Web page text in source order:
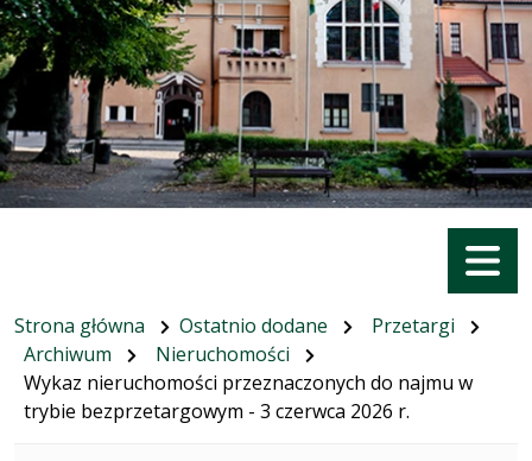
Menu
Strona główna Ostatnio dodane
Przetargi
Archiwum
Nieruchomości
Wykaz nieruchomości przeznaczonych do najmu w
trybie bezprzetargowym - 3 czerwca 2026 r.